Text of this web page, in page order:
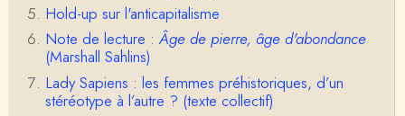
Olivier Anselm
Une nouvelle fois, cher Christophe Darmangeat, m
erci pour l'intelligence et le sens salutaire de…
Christophe Darmangeat
Déjà, je ne vois pas pourquoi le pénis compterait
Hold-up sur l'anticapitalisme
Note de lecture :Âge de pierre, âge d'abondance
(Marshall Sahlins)
Lady Sapiens : les femmes préhistoriques, d’un
stéréotype à l’autre ? (texte collectif)